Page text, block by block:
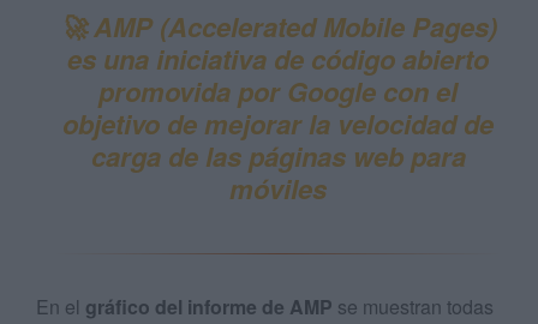
🚀 AMP (Accelerated Mobile Pages)
es una iniciativa de código abierto
promovida por Google con el
objetivo de mejorar la velocidad de
carga de las páginas web para
móviles
En el gráfico del informe de AMP se muestran todas